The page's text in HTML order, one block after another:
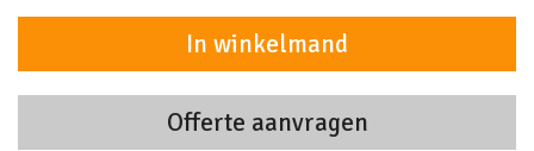
In winkelmand
Offerte aanvragen